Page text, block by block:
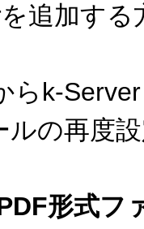
追加す
らk-
ルの再度
形式フ